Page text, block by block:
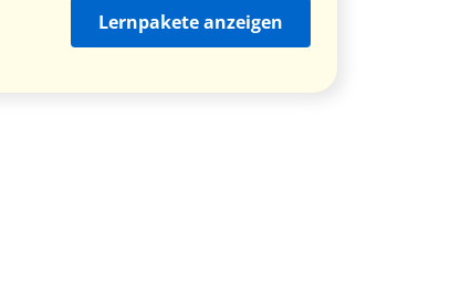
Lernpakete anzeigen